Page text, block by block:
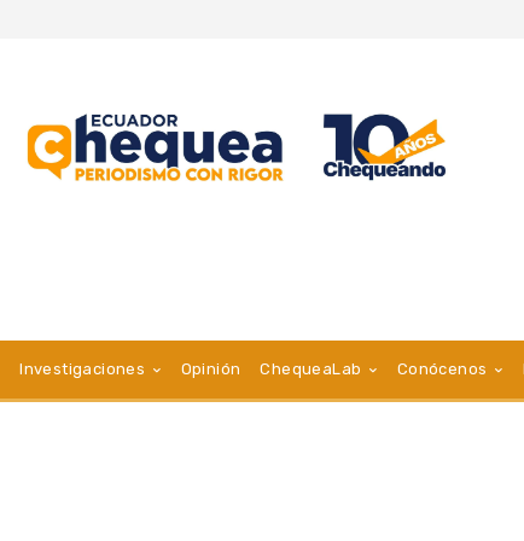
Investigaciones Opinión ChequeaLab Conócenos